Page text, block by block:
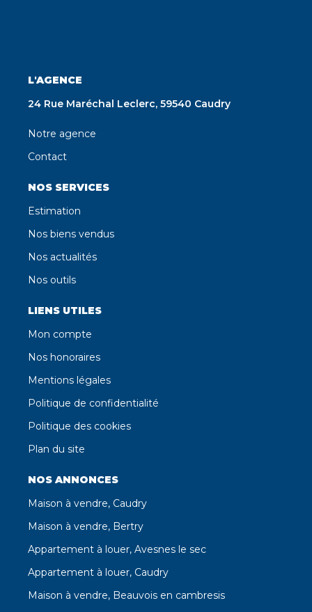
L'AGENCE
24 Rue Maréchal Leclerc, 59540 Caudry
Notre agence
Contact
NOS SERVICES
Estimation
Nos biens vendus
Nos actualités
Nos outils
LIENS UTILES
Mon compte
Nos honoraires
Mentions légales
Politique de confidentialité
Politique des cookies
Plan du site
NOS ANNONCES
Maison à vendre, Caudry
Maison à vendre, Bertry
Appartement à louer, Avesnes le sec
Appartement à louer, Caudry
Maison à vendre, Beauvois en cambresis